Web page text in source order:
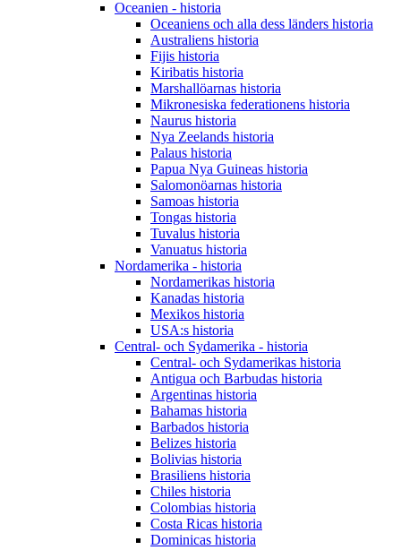
Oceanien - historia
Oceaniens och alla dess länders historia
Australiens historia
Fijis historia
Kiribatis historia
Marshallöarnas historia
Mikronesiska federationens historia
Naurus historia
Nya Zeelands historia
Palaus historia
Papua Nya Guineas historia
Salomonöarnas historia
Samoas historia
Tongas historia
Tuvalus historia
Vanuatus historia
Nordamerika - historia
Nordamerikas historia
Kanadas historia
Mexikos historia
USA:s historia
Central- och Sydamerika - historia
Central- och Sydamerikas historia
Antigua och Barbudas historia
Argentinas historia
Bahamas historia
Barbados historia
Belizes historia
Bolivias historia
Brasiliens historia
Chiles historia
Colombias historia
Costa Ricas historia
Dominicas historia